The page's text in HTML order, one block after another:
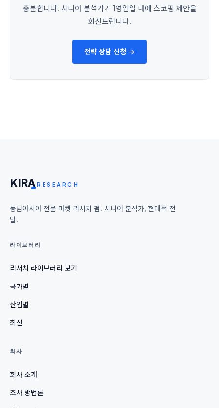
충분합니다. 시니어 분석가가 1영업일 내에 스코핑 제안을
회신드립니다.
전략 상담 신청 →
KIRA RESEARCH
동남아시아 전문 마켓 리서치 펌. 시니어 분석가, 현대적 전
달.
라이브러리
리서치 라이브러리 보기
국가별
산업별
최신
회사
회사 소개
조사 방법론